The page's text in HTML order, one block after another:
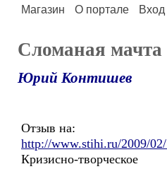
Магазин
О портале Вход
Сломаная
Юрий Контишев
Отзыв на:
http://www.stihi.ru/2009/
Кризисно-творческое